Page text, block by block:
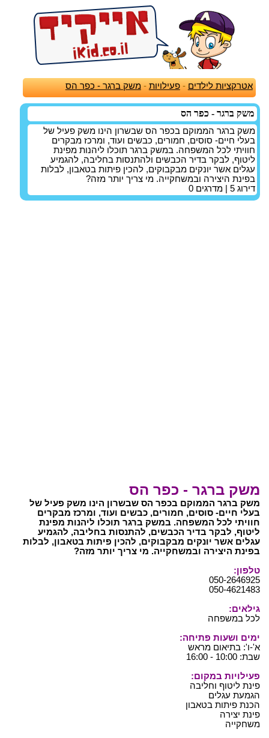
אטרקציות לילדים -פעילויות -משק ברגר - כפר הס
משק ברגר - כפר הס
משק ברגר הממוקם בכפר הס שבשרון הינו משק פעיל של
בעלי חיים- סוסים, חמורים, כבשים ועוד, ומרכז מבקרים
חוויתי לכל המשפחה. במשק ברגר תוכלו ליהנות מפינת
ליטוף, לבקר בדיר הכבשים ולהתנסות בחליבה, להגמיע
עגלים אשר יונקים מבקבוקים, להכין פיתות בטאבון, לבלות
בפינת היצירה ובמשחקייה. מי צריך יותר מזה?
דירוג 5 | מדרגים 0
משק ברגר - כפר הס
משק ברגר הממוקם בכפר הס שבשרון הינו משק פעיל של
בעלי חיים- סוסים, חמורים, כבשים ועוד, ומרכז מבקרים
חוויתי לכל המשפחה. במשק ברגר תוכלו ליהנות מפינת
ליטוף, לבקר בדיר הכבשים, להתנסות בחליבה, להגמיע
עגלים אשר יונקים מבקבוקים, להכין פיתות בטאבון, לבלות
בפינת היצירה ובמשחקייה. מי צריך יותר מזה?
טלפון:
050-2646925
050-4621483
גילאים:
לכל במשפחה
ימים ושעות פתיחה:
א'-ו': בתיאום מראש
שבת: 10:00 - 16:00
פעילויות במקום:
פינת ליטוף וחליבה
הגמעת עגלים
הכנת פיתות בטאבון
פינת יצירה
משחקייה